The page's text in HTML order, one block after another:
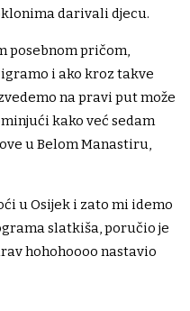
darivali djecu.
posebnom pričom,
i ako kroz takve
na pravi put može
kako već sedam
u Belom Manastiru,
u Osijek i zato mi idemo
slatkiša, poručio je
hohohoooo nastavio